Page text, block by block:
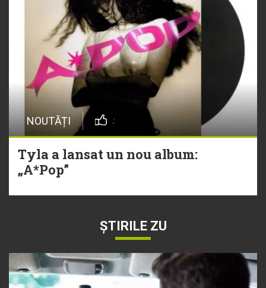
NOUTĂȚI
Tyla a lansat un nou album:
„A*Pop”
ȘTIRILE ZU